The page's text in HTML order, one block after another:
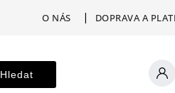
O NÁS DOPRAVA A
Hledat